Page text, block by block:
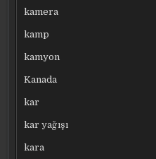
kamera
kamp
kamyon
Kanada
kar
kar yağışı
kara